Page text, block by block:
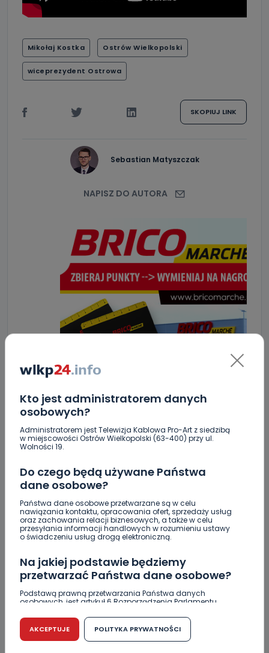
Kto jest administratorem danych
osobowych?
Administratorem jest Telewizja Kablowa Pro-Art z siedzibą
w miejscowości Ostrów Wielkopolski (63-400) przy ul.
Wolności 19.
Do czego będą używane Państwa
dane osobowe?
Państwa dane osobowe przetwarzane są w celu
nawiązania kontaktu, opracowania ofert, sprzedaży usług
oraz zachowania relacji biznesowych, a także w celu
przesyłania informacji handlowych w rozumieniu ustawy
o świadczeniu usług drogą elektroniczną.
Na jakiej podstawie będziemy
przetwarzać Państwa dane osobowe?
Podstawą prawną przetwarzania Państwa danych
osobowych, jest artykuł 6 Rozporządzenia Parlamentu
r. w sprawie ochrony osób fizycznych w związku z
przetwarzaniem danych osobowych w sprawie
swobodnego przepływu takich danych oraz uchylenia
dyrektywy 95/46/WE (RODO).
AKCEPTUJE POLITYKA PRYWATNOŚCI
Mikołaj Kostka Ostrów Wielkopolski
wiceprezydent Ostrowa
SKOPIUJ LINK
Sebastian Matyszczak
NAPISZ DO AUTORA
ZOBACZ TAKŻE
08.08.2026 12:08
Co się stanie z bluszczem…
08.08.2026 08:55
Upały i burze. Porady dla…
07.08.2026 20:56